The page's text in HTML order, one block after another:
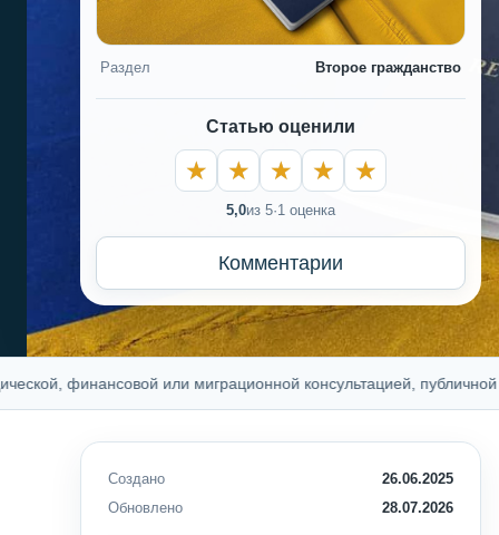
Раздел Второе гражданство
Статью оценили
5,0из 5·1 оценка
Комментарии
финансовой или миграционной консультацией, публичной
Создано
26.06.2025
Обновлено
28.07.2026